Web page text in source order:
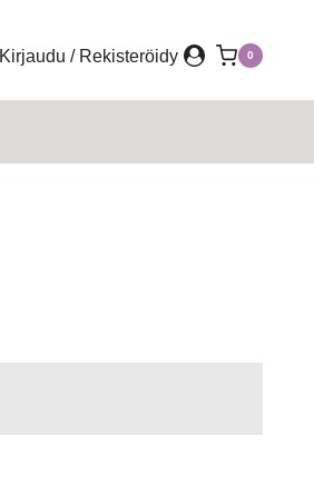
Kirjaudu / Rekisteröidy 0